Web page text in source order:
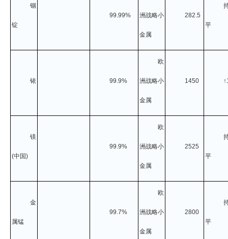
铟
锭
99.99% 洲战略小
金属
282.5
平
铱 99.9%
欧
洲战略小
金属
1450
镁
(中国)
99.9%
欧
洲战略小
金属
2525
平
金
属锰
99.7%
欧
洲战略小
金属
2800
平